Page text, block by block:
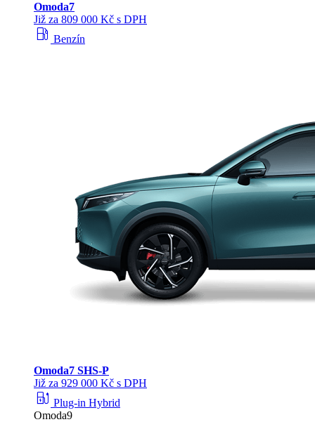
Omoda7
Již za 809 000 Kč s DPH
local_gas_station Benzín
Omoda7 SHS-P
Již za 929 000 Kč s DPH
ev_station Plug-in Hybrid
Omoda9